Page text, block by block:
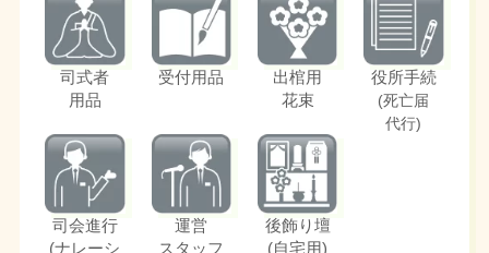
司式者
用品
受付用品
出棺用
花束
役所手続
(死亡届
代行)
司会進行
(ナレーシ
運営
スタッフ
後飾り壇
(自宅用)